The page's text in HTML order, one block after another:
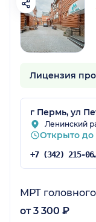
Лицензия
г Пермь, ул
Ленинский
Открыто до
+7
МРТ
от 3 300 ₽